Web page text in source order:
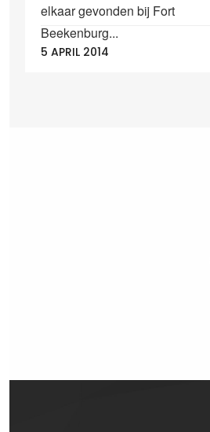
elkaar gevonden bij Fort
Beekenburg...
5 APRIL 2014